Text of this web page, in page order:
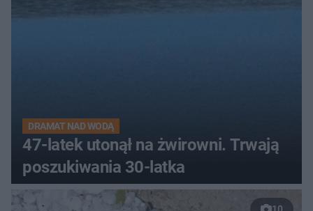
DRAMAT NAD WODĄ
47-latek utonął na żwirowni. Trwają
poszukiwania 30-latka